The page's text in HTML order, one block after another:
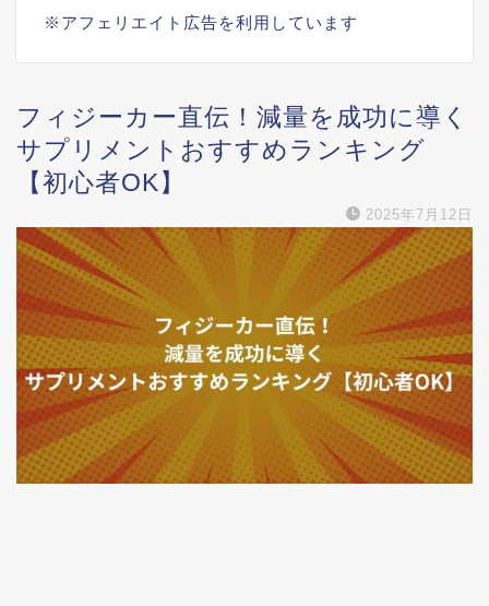
※アフェリエイト広告を利用しています
フィジーカー直伝！減量を成功に導く
サプリメントおすすめランキング
【初心者OK】
2025年7月12日